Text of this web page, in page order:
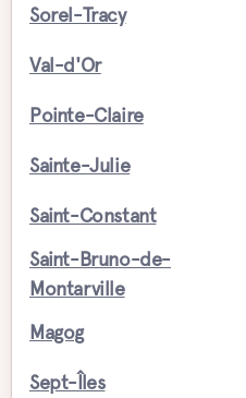
Sorel-Tracy
Val-d'Or
Pointe-Claire
Sainte-Julie
Saint-Constant
Saint-Bruno-de-
Montarville
Magog
Sept-Îles